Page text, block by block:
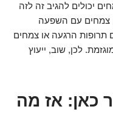
יכולים להגיב זה לזה
צמחים עם השפעה
תרופות הרגעה או צמחים
לכן, שוב, ייעוץ
כאן: אז מה